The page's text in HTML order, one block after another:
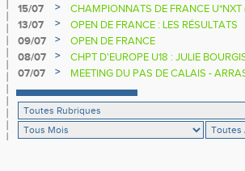
15/07
>
CHAMPIONNATS DE FRANCE
13/07
>
OPEN DE FRANCE : LES RÉSULTATS
09/07
>
OPEN DE FRANCE
08/07
>
CHPT D'EUROPE U18 : JULIE
07/07
> MEETING DU PAS DE CALAIS -